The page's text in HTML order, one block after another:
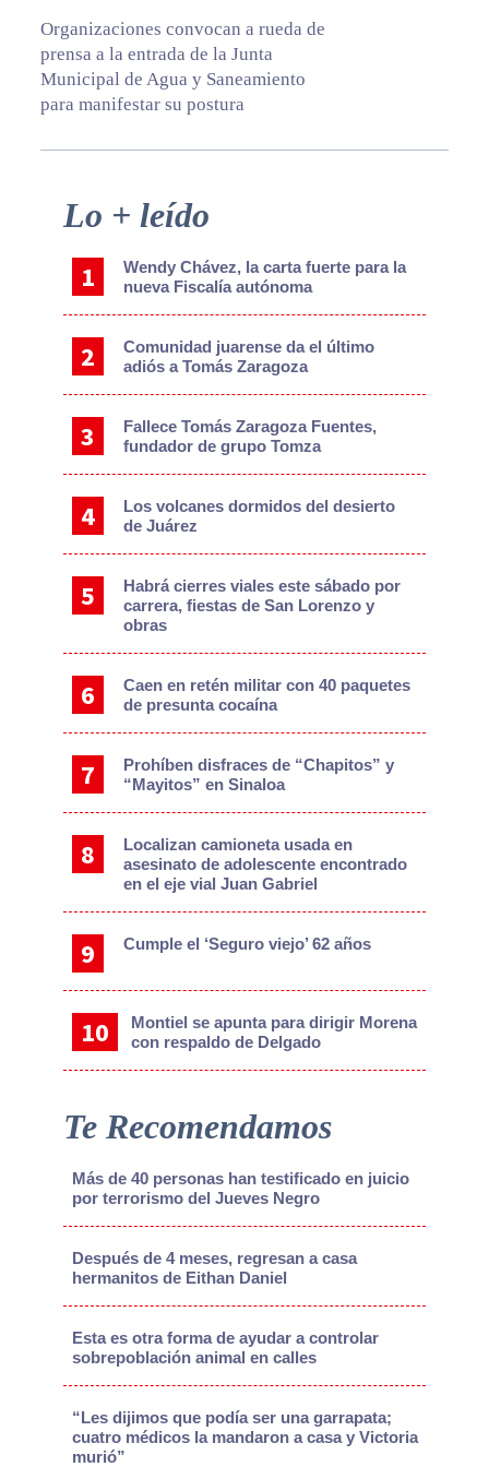
Organizaciones convocan a rueda de
prensa a la entrada de la Junta
Municipal de Agua y Saneamiento
para manifestar su postura
Primary
Lo + leído
Wendy Chávez, la carta fuerte para la
nueva Fiscalía autónoma
Comunidad juarense da el último
adiós a Tomás Zaragoza
Fallece Tomás Zaragoza Fuentes,
fundador de grupo Tomza
Los volcanes dormidos del desierto
de Juárez
Habrá cierres viales este sábado por
carrera, fiestas de San Lorenzo y
obras
Caen en retén militar con 40 paquetes
de presunta cocaína
Prohíben disfraces de “Chapitos” y
“Mayitos” en Sinaloa
Localizan camioneta usada en
asesinato de adolescente encontrado
en el eje vial Juan Gabriel
Cumple el ‘Seguro viejo’ 62 años
Montiel se apunta para dirigir Morena
con respaldo de Delgado
Te Recomendamos
Más de 40 personas han testificado en juicio
por terrorismo del Jueves Negro
Después de 4 meses, regresan a casa
hermanitos de Eithan Daniel
Esta es otra forma de ayudar a controlar
sobrepoblación animal en calles
“Les dijimos que podía ser una garrapata;
cuatro médicos la mandaron a casa y Victoria
murió”